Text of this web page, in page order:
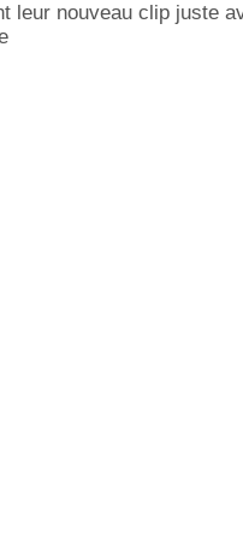
leur nouveau clip juste